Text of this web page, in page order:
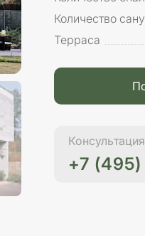
Количество
Терраса
+7